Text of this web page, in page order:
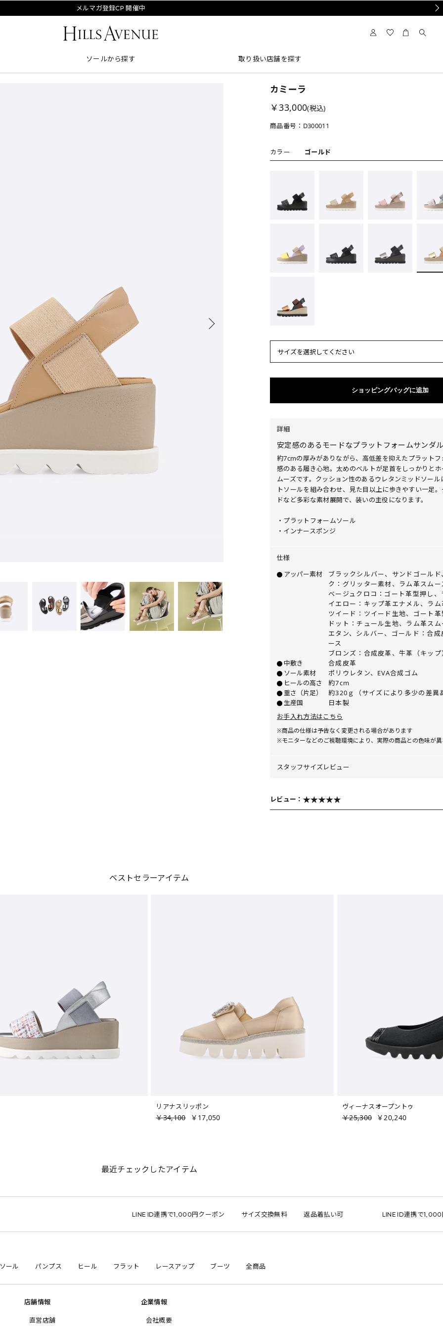
メルマガ登録CP 開催中
ソールから探す 取り扱い店舗を探す
カミーラ
￥33,000(税込)
商品番号： D300011
カラー ゴールド
サイズを選択してください
ショッピングバッグに追加
詳細
安定感のあるモードなプラットフォームサンダ
約7cmの厚みがありながら、高低差を抑えたプラット
感のある履き心地。太めのベルトが足首をしっかりと
ムーズです。クッション性のあるウレタンミッドソール
トソールを組み合わせ、見た目以上に歩きやすい一足
ドなど多彩な素材展開で、装いの主役になります。
・プラットフォームソール
・インナースポンジ
仕様
アッパー素材
ブラックシルバー、サンドゴール
ク：グリッター素材、ラム革スムー
ベージュクロコ：ゴート革型押し
イエロー：キップ革エナメル、ラ
ツイード：ツイード生地、ゴート
ドット：チュール生地、ラム革スム
エタン、シルバー、ゴールド：合
ース
ブロンズ：合成皮革、牛革（キッ
中敷き
合成皮革
ソール素材
ポリウレタン、EVA合成ゴム
ヒールの高さ
約7cm
重さ（片足）
約320ｇ（サイズにより多少の差異
生産国
日本製
お手入れ方法はこちら
※商品の仕様は予告なく変更される場合があります
※モニターなどのご視聴環境により、実際の商品との色味が
スタッフサイズレビュー
レビュー：
ベストセラーアイテム
リアナスリッポン
￥34,100 ￥17,050
ヴィーナスオープントゥ
￥25,300 ￥20,240
最近チェックしたアイテム
LINE ID連携で1,000円クーポン サイズ交換無料 返品着払い可 LINE ID連携で1,000円クーポン
ール パンプス ヒール フラット レースアップ ブーツ 全商品
店舗情報
直営店舗
企業情報
会社概要